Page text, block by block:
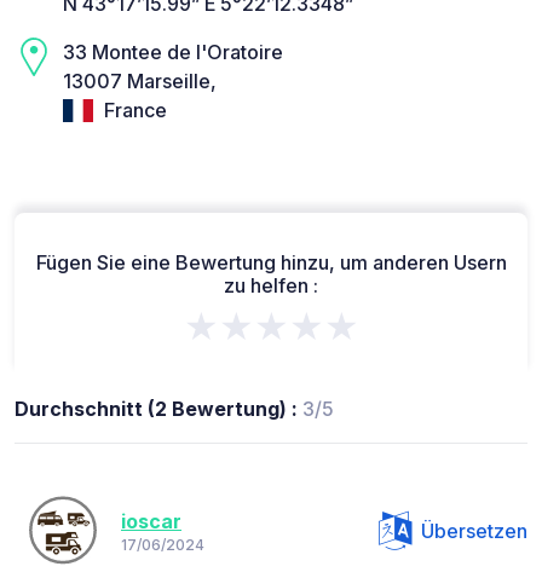
33 Montee de l'Oratoire
13007 Marseille,
France
Fügen Sie eine Bewertung hinzu, um anderen Usern
zu helfen :
★★★★★
Durchschnitt (2 Bewertung) : 3/5
ioscar
17/06/2024
Übersetzen